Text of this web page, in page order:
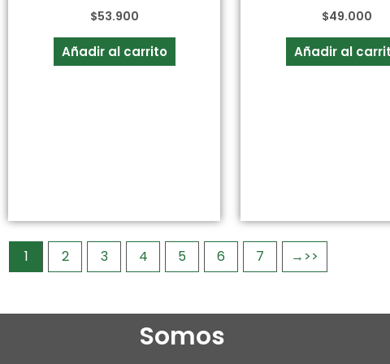
$53.900
Añadir al carrito
$49.000
Añadir al
1 2 3 4 5 6 7 →
Somos